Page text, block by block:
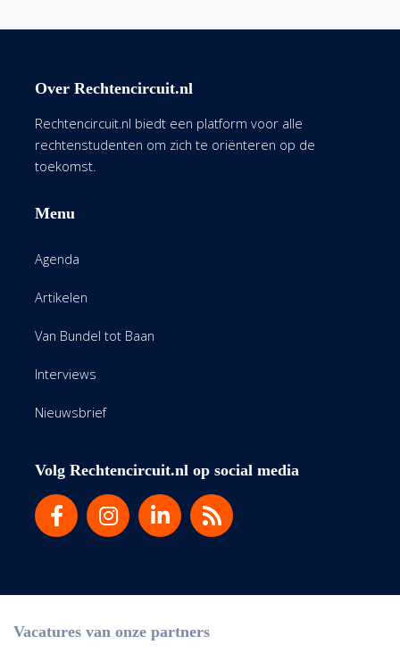
Over Rechtencircuit.nl
Rechtencircuit.nl biedt een platform voor alle
rechtenstudenten om zich te oriënteren op de
toekomst.
Menu
Agenda
Artikelen
Van Bundel tot Baan
Interviews
Nieuwsbrief
Volg Rechtencircuit.nl op social media
Vacatures van onze partners